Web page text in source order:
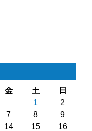
金 土 日
1
2
7 8
9
14 15
16